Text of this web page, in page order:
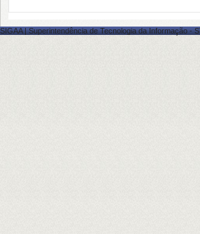
SIGAA | Superintendência de Tecnologia da Informação